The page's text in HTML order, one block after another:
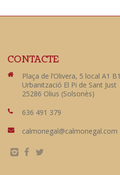
CONTACTE
Plaça de l’Olivera, 5 local A1 B1
Urbanització El Pi de Sant Just
25286 Olius (Solsonès)
636 491 379
calmonegal@calmonegal.com